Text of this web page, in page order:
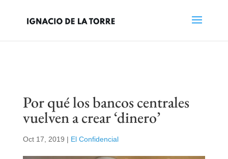
Por qué los bancos centrales
vuelven a crear ‘dinero’
Oct 17, 2019 | El Confidencial